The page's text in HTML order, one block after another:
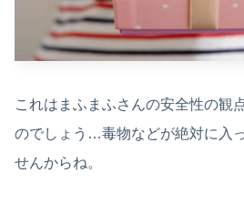
これはまふまふさんの安全性の観
のでしょう…毒物などが絶対に入
せんからね。